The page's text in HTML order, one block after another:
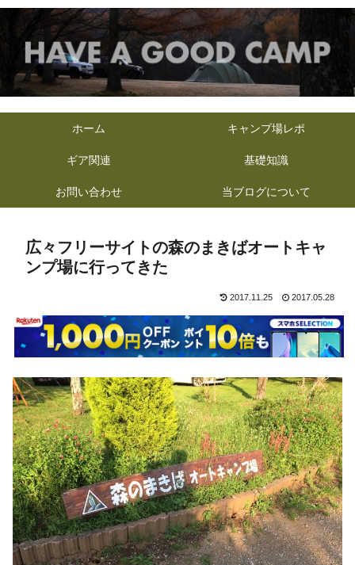
ホーム キャンプ場レポ
ギア関連 基礎知識
お問い合わせ 当ブログについて
広々フリーサイトの森のまきばオートキャ
ンプ場に行ってきた
2017.11.25 2017.05.28